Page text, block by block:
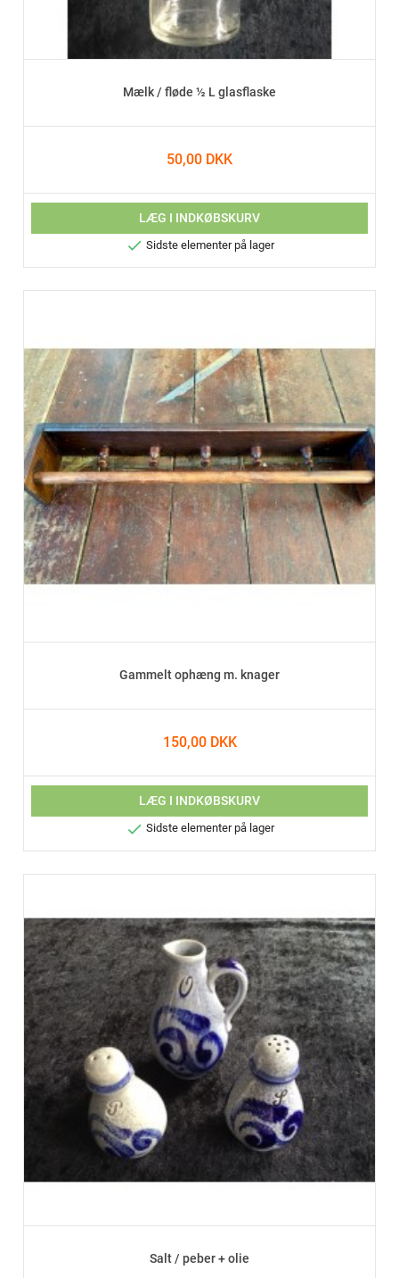
Mælk / fløde ½ L glasflaske
50,00 DKK
LÆG I INDKØBSKURV
 Sidste elementer på lager
Gammelt ophæng m. knager
150,00 DKK
LÆG I INDKØBSKURV
 Sidste elementer på lager
Salt / peber + olie